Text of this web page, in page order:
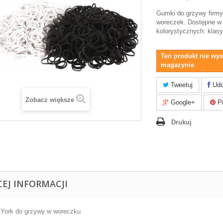
Zobacz większe
Gumki do grzywy
woreczek. Dostępne
kolorystycznych:
Ten produkt nie
magazynie
Tweetuj
Google+
Drukuj
INFORMACJI
do grzywy w woreczku